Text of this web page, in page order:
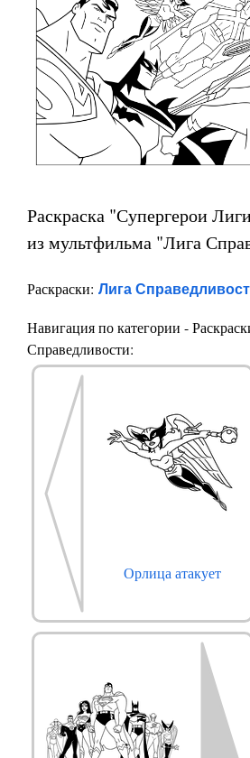
Раскраска "Супергерои
из мультфильма "Лига
Раскраски: Лига
Навигация по категории -
Справедливости:
Орлица атакует